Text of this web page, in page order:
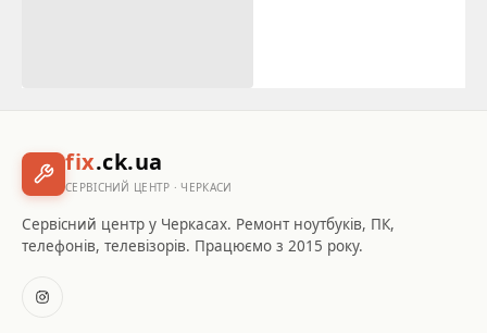
fix.ck.ua
СЕРВІСНИЙ ЦЕНТР · ЧЕРКАСИ
Сервісний центр у Черкасах. Ремонт ноутбуків, ПК,
телефонів, телевізорів. Працюємо з 2015 року.